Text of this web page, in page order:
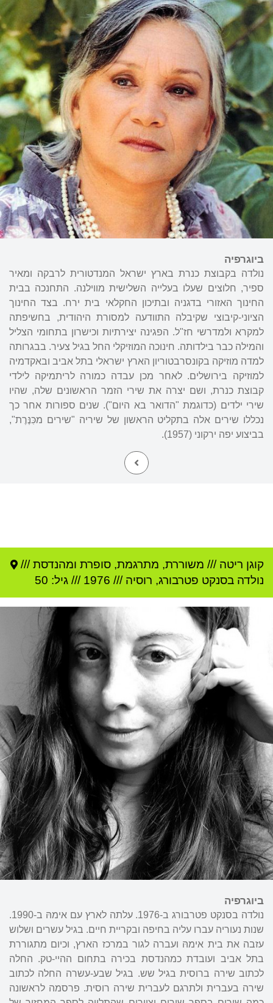
ביוגרפיה
נולדה בקבוצת כנרת בארץ ישראל המנדטורית לרבקה ומאיר
ספיר, חלוצים שעלו בעלייה השלישית מווילנה. התחנכה בבית
החינוך האזורי בדגניה ובתיכון החקלאי בית ירח. בצד החינוך
הציוני-קיבוצי שקיבלה התוודעה למסורת היהודית, בחשיפתה
למקרא ולמדרשי חז"ל. הפגינה יצירתיות וכישרון בתחומי הצליל
והמילה כבר בילדותה. חינוכה המוזיקלי החל בגיל צעיר. בבגרותה
למדה מוזיקה בקונסרבטוריון הארץ ישראלי בתל אביב ובאקדמיה
למוזיקה בירושלים. לאחר מכן עבדה כמורה לריתמיקה לילדי
קבוצת כנרת, ושם יצרה את שירי הזמר הראשונים שלה, שהיו
שירי ילדים (כדוגמת "הדואר בא היום"). שנים ספורות אחר כך
נכללו שירים אלה בתקליט הראשון של שיריה "שירים מכִּנֶּרֶת",
בביצוע יפה ירקוני (1957).
קוגן ריטה /// משוררת, מתרגמת, סופרת ומהנדסת ///
נולדה בסנקט פטרבורג, רוסיה ///
1976 /// גיל: 50
ביוגרפיה
נולדה בסנקט פטרבורג ב-1976. עלתה לארץ עם אימהּ ב-1990.
שנות נעוריה עברו עליה בחיפה ובקריית חיים. בגיל עשרים ושלוש
עזבה את בית אימהּ ועברה לגור במרכז הארץ, וכיום מתגוררת
בתל אביב ועובדת כמהנדסת בכירה בתחום ההיי-טק. החלה
לכתוב שירה ברוסית בגיל שש. בגיל שבע-עשרה החלה לכתוב
שירה בעברית ולתרגם לעברית שירה רוסית. פרסמה לראשונה